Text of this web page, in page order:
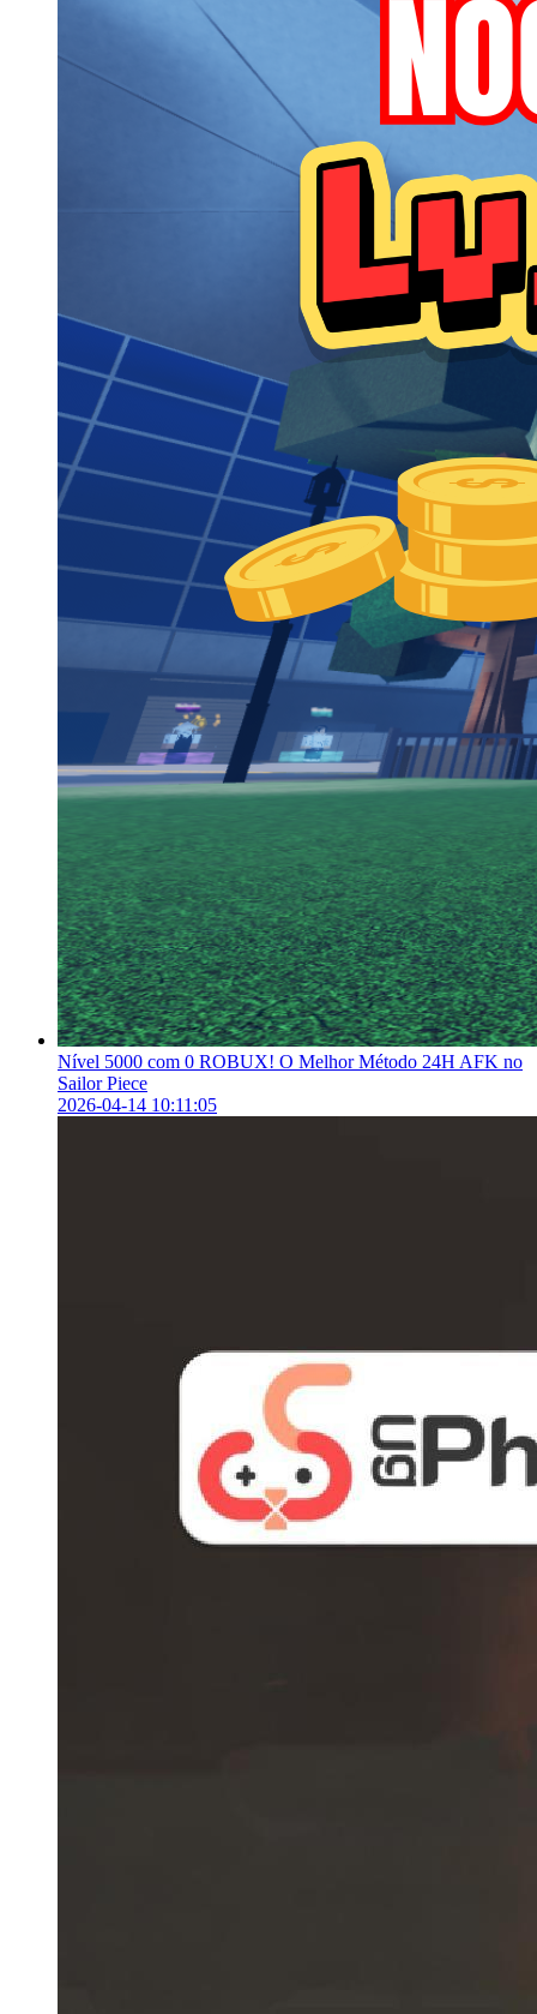
Nível 5000 com 0 ROBUX! O Melhor Método 24H AFK no
Sailor Piece
2026-04-14 10:11:05